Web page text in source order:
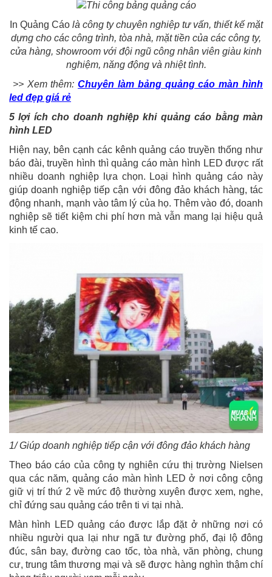
In Quảng Cáolà công ty chuyên nghiệp tư vấn, thiết kế mặt
dựng cho các công trình, tòa nhà, mặt tiền của các công ty,
cửa hàng, showroom với đội ngũ công nhân viên giàu kinh
nghiệm, năng động và nhiệt tình.
>> Xem thêm:Chuyên làm bảng quảng cáo màn hình
led đẹp giá rẻ
5 lợi ích cho doanh nghiệp khi quảng cáo bằng màn
hình LED
Hiện nay, bên cạnh các kênh quảng cáo truyền thống như
báo đài, truyền hình thì quảng cáo màn hình LED được rất
nhiều doanh nghiệp lựa chọn. Loại hình quảng cáo này
giúp doanh nghiệp tiếp cận với đông đảo khách hàng, tác
động nhanh, mạnh vào tâm lý của họ. Thêm vào đó, doanh
nghiệp sẽ tiết kiệm chi phí hơn mà vẫn mang lại hiệu quả
kinh tế cao.
1/ Giúp doanh nghiệp tiếp cận với đông đảo khách hàng
Theo báo cáo của công ty nghiên cứu thị trường Nielsen
qua các năm, quảng cáo màn hình LED ở nơi công cộng
giữ vị trí thứ 2 về mức độ thường xuyên được xem, nghe,
chỉ đứng sau quảng cáo trên ti vi tại nhà.
Màn hình LED quảng cáo được lắp đặt ở những nơi có
nhiều người qua lại như ngã tư đường phố, đại lộ đông
đúc, sân bay, đường cao tốc, tòa nhà, văn phòng, chung
cư, trung tâm thương mại và sẽ được hàng nghìn thậm chí